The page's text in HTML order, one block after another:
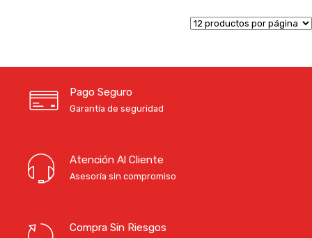
Pago Seguro
Garantía de seguridad
Atención Al Cliente
Asesoría sin compromiso
Compra Sin Riesgos